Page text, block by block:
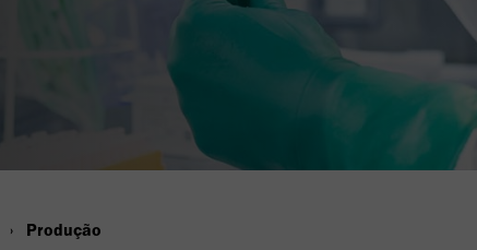
Produção